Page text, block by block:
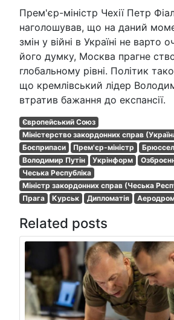
Прем'єр-міністр Чехії Петр
наголошував, що на даний
змін у війні в Україні не варто
його думку, Москва прагне
глобальному рівні. Політик
що кремлівський лідер
втратив бажання до експансії.
Європейський Союз
Міністерство закордонних справ
Боєприпаси
Прем'єр-міністр
Володимир Путін
Укрінформ
Чеська Республіка
Міністр закордонних справ (Чеська
Прага
Курськ Дипломатія
Related posts